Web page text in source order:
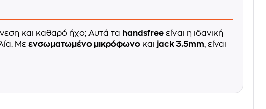
και καθαρό ήχο; Αυτά τα handsfree είναι η ιδανική
Με ενσωματωμένο μικρόφωνο και jack 3.5mm, είναι